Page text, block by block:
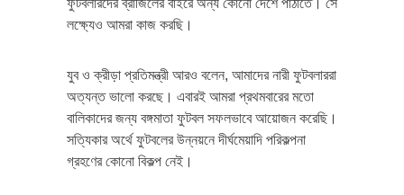
ফুটবলারদের ব্রাজিলের বাইরে অন্য কোনো দেশে পাঠাতে। সে
লক্ষ্যেও আমরা কাজ করছি।
যুব ও ক্রীড়া প্রতিমন্ত্রী আরও বলেন, আমাদের নারী ফুটবলাররা
অত্যন্ত ভালো করছে। এবারই আমরা প্রথমবারের মতো
বালিকাদের জন্য বঙ্গমাতা ফুটবল সফলভাবে আয়োজন করেছি।
সত্যিকার অর্থে ফুটবলের উন্নয়নে দীর্ঘমেয়াদি পরিকল্পনা
গ্রহণের কোনো বিকল্প নেই।